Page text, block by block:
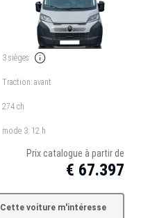
3 sièges
Traction: avant
274 ch
mode 3: 12 h
Prix catalogue à partir de
€ 67.397
Cette voiture m'intéresse